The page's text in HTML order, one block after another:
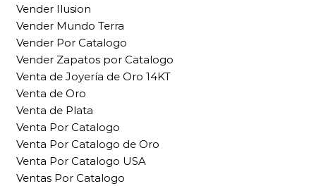
Vender Ilusion
Vender Mundo Terra
Vender Por Catalogo
Vender Zapatos por Catalogo
Venta de Joyería de Oro 14KT
Venta de Oro
Venta de Plata
Venta Por Catalogo
Venta Por Catalogo de Oro
Venta Por Catalogo USA
Ventas Por Catalogo